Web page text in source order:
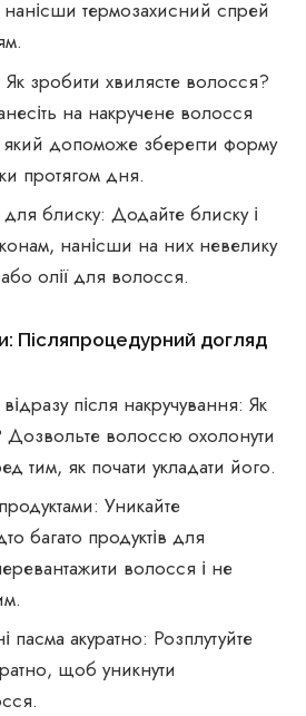
термозахисний спрей
Як зробити хвилясте волосся?
на накручене волосся
який допоможе зберегти форму
протягом дня.
блиску: Додайте блиску і
нанісши на них невелику
або олії для волосся.
Післяпроцедурний догляд
після накручування: Як
Дозвольте волоссю охолонути
тим, як почати укладати його.
Уникайте
багато продуктів для
волосся і не
пасма акуратно: Розплутуйте
щоб уникнути